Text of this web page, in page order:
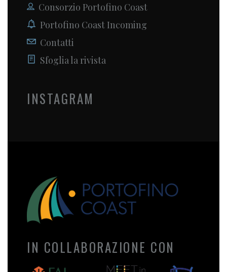
Consorzio Portofino Coast
Portofino Coast Incoming
Contatti
Sfoglia la rivista
INSTAGRAM
IN COLLABORAZIONE CON